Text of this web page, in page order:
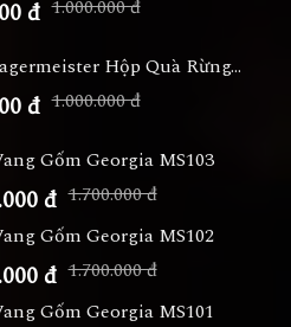
đ 1.000.000 đ
Hộp Quà Rừng...
đ 1.000.000 đ
Gốm Georgia MS103
đ 1.700.000 đ
Gốm Georgia MS102
đ 1.700.000 đ
Gốm Georgia MS101